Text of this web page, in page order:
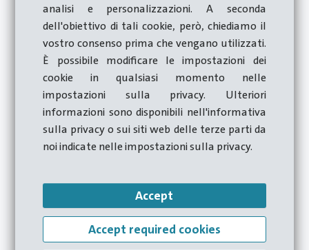
analisi e personalizzazioni. A seconda
dell'obiettivo di tali cookie, però, chiediamo il
vostro consenso prima che vengano utilizzati.
È possibile modificare le impostazioni dei
cookie in qualsiasi momento nelle
impostazioni sulla privacy. Ulteriori
informazioni sono disponibili nell'informativa
sulla privacy o sui siti web delle terze parti da
noi indicate nelle impostazioni sulla privacy.
Accept
Accept required cookies
Pressaa 2
Stampatrici a 2 matrici e 4 punzoni
CS 243